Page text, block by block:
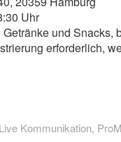
Uhr
und Snacks,
erforderlich,
Live Kommunikation,